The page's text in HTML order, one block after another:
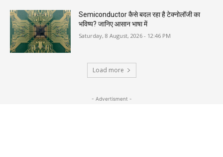
Semiconductor कैसे बदल रहा है टेक्नोलॉजी का
भविष्य? जानिए आसान भाषा में
Saturday, 8 August, 2026 - 12:46 PM
Load more
- Advertisment -